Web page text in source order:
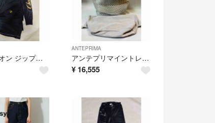
チャンピオン ジップアップパーカー L 黒金刺繍ロゴ 地模 上下
ANTEPRIMA
アンテプリマイントレッチオ パウダリー シルバー インナーバッグ付
¥ 16,555